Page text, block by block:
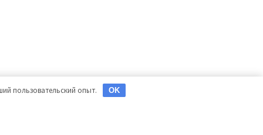
пользовательский опыт. OK